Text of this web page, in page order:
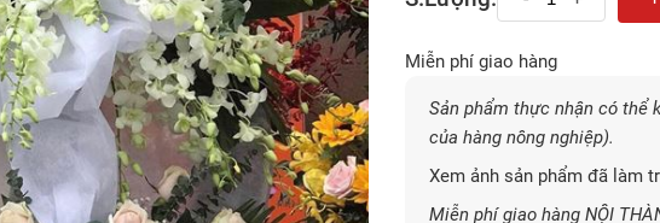
Miễn phí giao hàng
Sản phẩm thực nhận có thể
của hàng nông nghiệp).
Xem ảnh sản phẩm đã làm
Miễn phí giao hàng NỘI